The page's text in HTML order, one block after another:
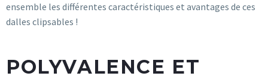
ensemble les différentes caractéristiques et avantages de ces
dalles clipsables !
POLYVALENCE ET